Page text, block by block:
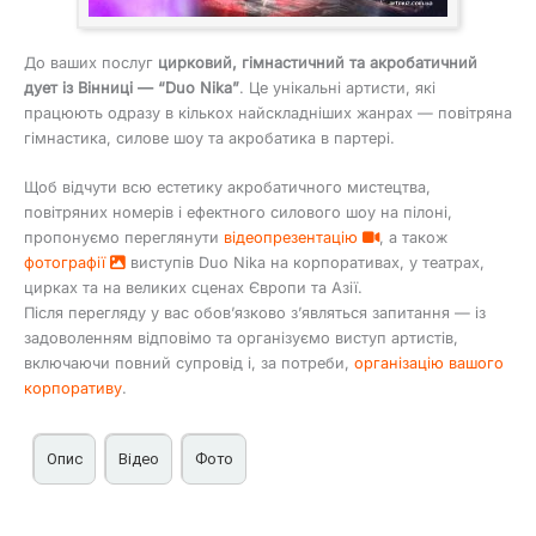
До ваших послуг цирковий, гімнастичний та акробатичний
дует із Вінниці — “Duo Nika”. Це унікальні артисти, які
працюють одразу в кількох найскладніших жанрах — повітряна
гімнастика, силове шоу та акробатика в партері.
Щоб відчути всю естетику акробатичного мистецтва,
повітряних номерів і ефектного силового шоу на пілоні,
пропонуємо переглянути відеопрезентацію
, а також
фотографії
виступів Duo Nika на корпоративах, у театрах,
цирках та на великих сценах Європи та Азії.
Після перегляду у вас обов’язково з’являться запитання — із
задоволенням відповімо та організуємо виступ артистів,
включаючи повний супровід і, за потреби, організацію вашого
корпоративу.
Опис Відео Фото